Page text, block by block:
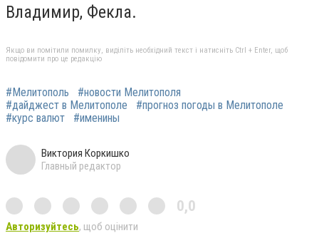
Владимир, Фекла.
Якщо ви помітили помилку, виділіть необхідний текст і натисніть Ctrl + Enter, щоб
повідомити про це редакцію
#Мелитополь
#новости Мелитополя
#дайджест в Мелитополе
#прогноз погоды в Мелитополе
#курс валют
#именины
Виктория Коркишко
Главный редактор
0,0
Авторизуйтесь, щоб оцінити